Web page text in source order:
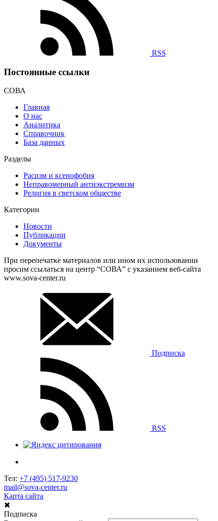
RSS
Постоянные ссылки
СОВА
Главная
О нас
Аналитика
Справочник
База данных
Разделы
Расизм и ксенофобия
Неправомерный антиэкстремизм
Религия в светском обществе
Категории
Новости
Публикации
Документы
При перепечатке материалов или ином их использовании
просим ссылаться на центр “СОВА” с указанием веб-сайта
www.sova-center.ru
Подписка
RSS
Тел: +7 (495) 517-9230
mail@sova-center.ru
Карта сайта
✖
Подписка